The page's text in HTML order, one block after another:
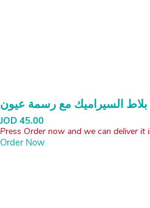
السيراميك مع رسمة عيون
JOD 45.00
Press Order now and we can deliver it
Order Now